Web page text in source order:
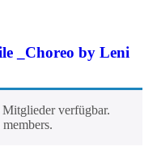
_Choreo by Leni
verfügbar.